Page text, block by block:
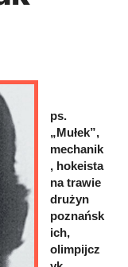
ps.
„Mułek”,
mechanik
, hokeista
na trawie
drużyn
poznańsk
ich,
olimpijcz